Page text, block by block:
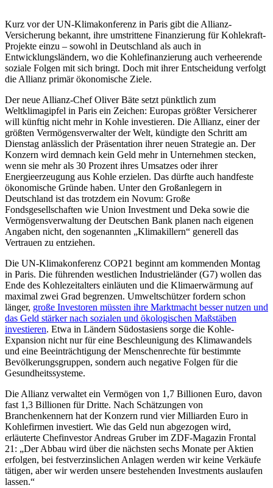
Kurz vor der UN-Klimakonferenz in Paris gibt die Allianz-
Versicherung bekannt, ihre umstrittene Finanzierung für Kohlekraft-
Projekte einzu – sowohl in Deutschland als auch in
Entwicklungsländern, wo die Kohlefinanzierung auch verheerende
soziale Folgen mit sich bringt. Doch mit ihrer Entscheidung verfolgt
die Allianz primär ökonomische Ziele.
Der neue Allianz-Chef Oliver Bäte setzt pünktlich zum
Weltklimagipfel in Paris ein Zeichen: Europas größter Versicherer
will künftig nicht mehr in Kohle investieren. Die Allianz, einer der
größten Vermögensverwalter der Welt, kündigte den Schritt am
Dienstag anlässlich der Präsentation ihrer neuen Strategie an. Der
Konzern wird demnach kein Geld mehr in Unternehmen stecken,
wenn sie mehr als 30 Prozent ihres Umsatzes oder ihrer
Energieerzeugung aus Kohle erzielen. Das dürfte auch handfeste
ökonomische Gründe haben. Unter den Großanlegern in
Deutschland ist das trotzdem ein Novum: Große
Fondsgesellschaften wie Union Investment und Deka sowie die
Vermögensverwaltung der Deutschen Bank planen nach eigenen
Angaben nicht, den sogenannten „Klimakillern“ generell das
Vertrauen zu entziehen.
Die UN-Klimakonferenz COP21 beginnt am kommenden Montag
in Paris. Die führenden westlichen Industrieländer (G7) wollen das
Ende des Kohlezeitalters einläuten und die Klimaerwärmung auf
maximal zwei Grad begrenzen. Umweltschützer fordern schon
länger, große Investoren müssten ihre Marktmacht besser nutzen und
das Geld stärker nach sozialen und ökologischen Maßstäben
investieren. Etwa in Ländern Südostasiens sorge die Kohle-
Expansion nicht nur für eine Beschleunigung des Klimawandels
und eine Beeinträchtigung der Menschenrechte für bestimmte
Bevölkerungsgruppen, sondern auch negative Folgen für die
Gesundheitssysteme.
Die Allianz verwaltet ein Vermögen von 1,7 Billionen Euro, davon
fast 1,3 Billionen für Dritte. Nach Schätzungen von
Branchenkennern hat der Konzern rund vier Milliarden Euro in
Kohlefirmen investiert. Wie das Geld nun abgezogen wird,
erläuterte Chefinvestor Andreas Gruber im ZDF-Magazin Frontal
21: „Der Abbau wird über die nächsten sechs Monate per Aktien
erfolgen, bei festverzinslichen Anlagen werden wir keine Verkäufe
tätigen, aber wir werden unsere bestehenden Investments auslaufen
lassen.“